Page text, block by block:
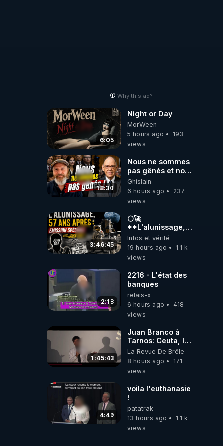
Why this ad?
6:05
Night or Day
MorWeen
5 hours ago
193
views
18:30
Nous ne sommes
pas gênés et nous
n’avons pas
besoin de nous
excuser ! #jw
#collegecentral
Ghislain
6 hours ago
237
views
3:46:45
🌕🚀
**L'alunissage,
57 ans après :
Émission spéciale
avec John Doe
Infos et vérité
19 hours ago
1.1 k
views
2:18
2216 - L'état des
banques
relais-x
6 hours ago
418
views
1:45:43
Juan Branco à
Tarnos: Ceuta, le
narcotrafic et le
pouvoir en France
La Revue De Brêle
8 hours ago
171
views
4:49
voila l'euthanasie
!
patatrak
13 hours ago
1.1 k
views